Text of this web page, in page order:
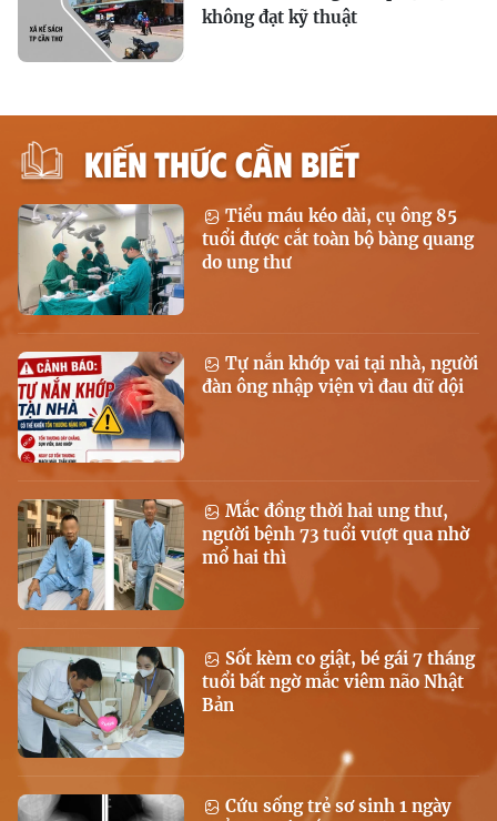
không đạt kỹ thuật
KIẾN THỨC CẦN BIẾT
Tiểu máu kéo dài, cụ ông 85
tuổi được cắt toàn bộ bàng quang
do ung thư
Tự nắn khớp vai tại nhà, người
đàn ông nhập viện vì đau dữ dội
Mắc đồng thời hai ung thư,
người bệnh 73 tuổi vượt qua nhờ
mổ hai thì
Sốt kèm co giật, bé gái 7 tháng
tuổi bất ngờ mắc viêm não Nhật
Bản
Cứu sống trẻ sơ sinh 1 ngày